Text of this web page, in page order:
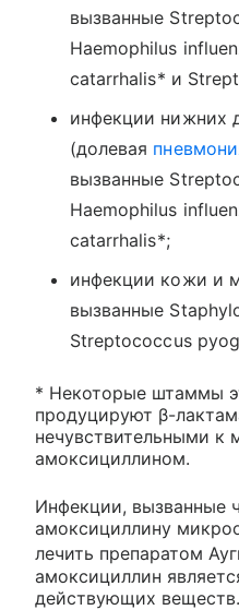
вызванные
Haemophilus
catarrhalis* и
инфекции нижних
(долевая
вызванные
Haemophilus
catarrhalis*;
инфекции кожи и
вызванные
Streptococcus
* Некоторые штаммы
продуцируют β-
нечувствительными к
амоксициллином.
Инфекции, вызванные
амоксициллину
лечить препаратом
амоксициллин
действующих веществ.